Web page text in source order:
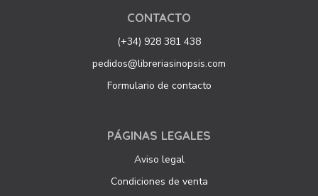
CONTACTO
(+34) 928 381 438
pedidos@libreriasinopsis.com
Formulario de contacto
PÁGINAS LEGALES
Aviso legal
Condiciones de venta